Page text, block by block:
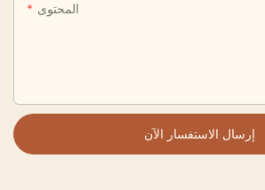
المحتوى
إرسال الاستفسار الآن